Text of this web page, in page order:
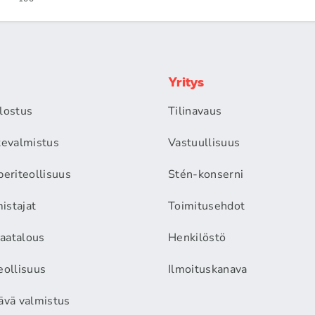
valmistus
Yritys
Tilinavaus
Vastuullisuus
Stén-konserni
Toimitusehdot
Henkilöstö
Ilmoituskanava